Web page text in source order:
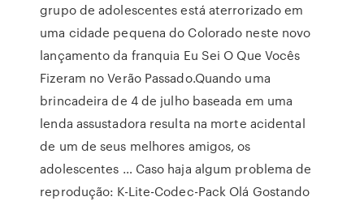
grupo de adolescentes está aterrorizado em
uma cidade pequena do Colorado neste novo
lançamento da franquia Eu Sei O Que Vocês
Fizeram no Verão Passado.Quando uma
brincadeira de 4 de julho baseada em uma
lenda assustadora resulta na morte acidental
de um de seus melhores amigos, os
adolescentes … Caso haja algum problema de
reprodução: K-Lite-Codec-Pack Olá Gostando